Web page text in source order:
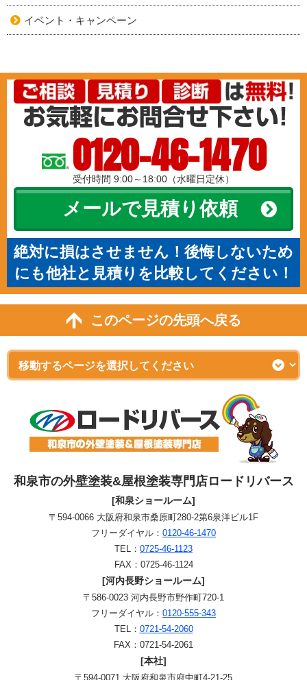
イベント・キャンペーン
0120-46-1470
受付時間 9:00～18:00（水曜日定休）
メールで見積り依頼
絶対に損はさせません！後悔しないため
にも他社と見積りを比較してください！
このページの先頭へ戻る
和泉市の外壁塗装&屋根塗装専門店ロードリバース
[和泉ショールーム]
〒594-0066 大阪府和泉市桑原町280-2第6泉洋ビル1F
フリーダイヤル： 0120-46-1470
TEL： 0725-46-1123
FAX：0725-46-1124
[河内長野ショールーム]
〒586-0023 河内長野市野作町720-1
フリーダイヤル： 0120-555-343
TEL： 0721-54-2060
FAX：0721-54-2061
[本社]
〒594-0071 大阪府和泉市府中町4-21-25